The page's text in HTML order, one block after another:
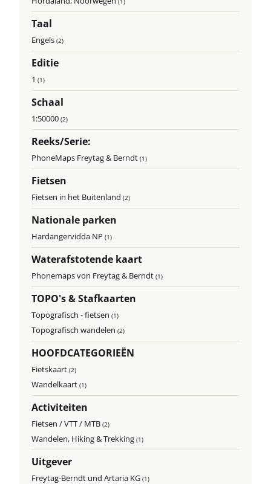
Taal
Engels(2)
Editie
1(1)
Schaal
1:50000(2)
Reeks/Serie:
PhoneMaps Freytag & Berndt(1)
Fietsen
Fietsen in het Buitenland(2)
Nationale parken
Hardangervidda NP(1)
Waterafstotende kaart
Phonemaps von Freytag & Berndt(1)
TOPO's & Stafkaarten
Topografisch - fietsen(1)
Topografisch wandelen(2)
HOOFDCATEGORIEËN
Fietskaart(2)
Wandelkaart(1)
Activiteiten
Fietsen / VTT / MTB(2)
Wandelen, Hiking & Trekking(1)
Uitgever
Freytag-Berndt und Artaria KG(1)